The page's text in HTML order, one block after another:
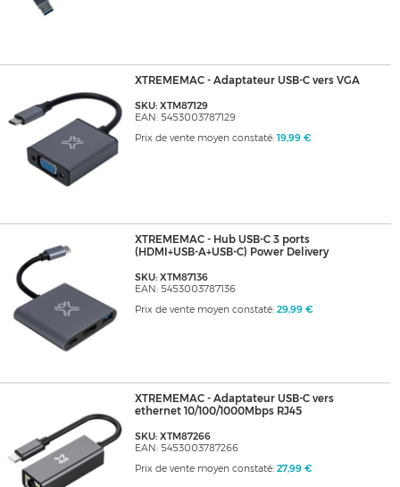
XTREMEMAC - Adaptateur USB-C vers VGA
SKU: XTM87129
EAN: 5453003787129
Prix de vente moyen constaté: 19,99 €
XTREMEMAC - Hub USB-C 3 ports
(HDMI+USB-A+USB-C) Power Delivery
SKU: XTM87136
EAN: 5453003787136
Prix de vente moyen constaté: 29,99 €
XTREMEMAC - Adaptateur USB-C vers
ethernet 10/100/1000Mbps RJ45
SKU: XTM87266
EAN: 5453003787266
Prix de vente moyen constaté: 27,99 €